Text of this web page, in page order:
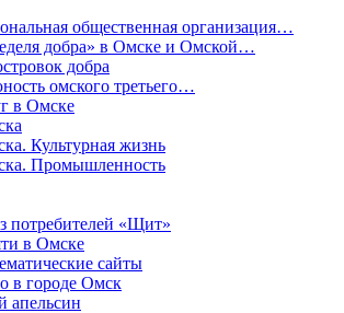
общественная организация…
добра» в Омске и Омской…
добра
омского третьего…
в Омске
Культурная жизнь
Промышленность
потребителей «Щит»
в Омске
сайты
в городе Омск
апельсин